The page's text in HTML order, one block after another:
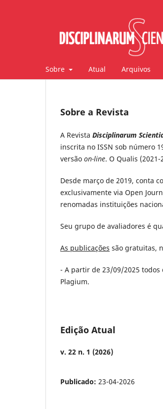
Sobre Atual Arquivos
Sobre a Revista
A Revista Disciplinarum
inscrita no ISSN sob número
versão on-line. O Qualis (2021-
Desde março de 2019, conta
exclusivamente via Open
renomadas instituições
Seu grupo de avaliadores é
As publicações são gratuitas,
- A partir de 23/09/2025
Plagium.
Edição Atual
v. 22 n. 1 (2026)
Publicado: 23-04-2026